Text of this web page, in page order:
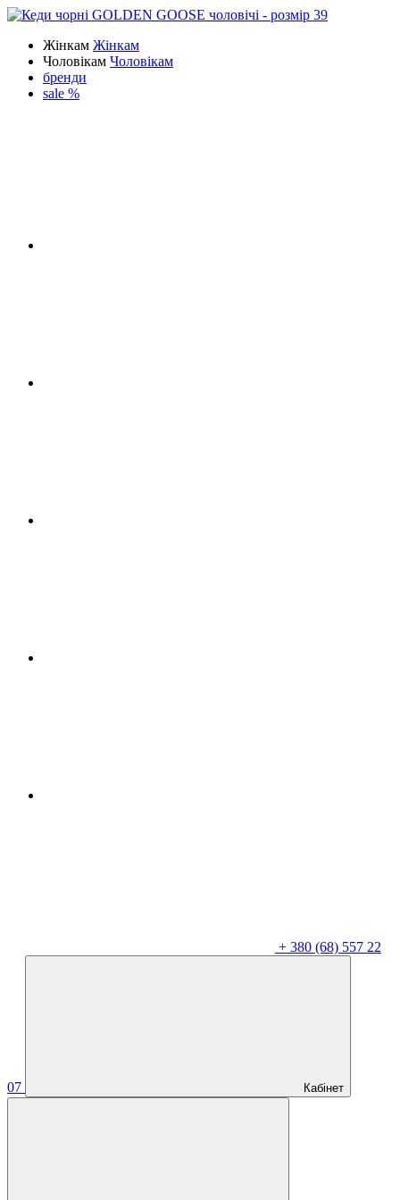
Жінкам Жінкам
Чоловікам Чоловікам
бренди
sale %
+ 380 (68) 557 22
07 Кабінет